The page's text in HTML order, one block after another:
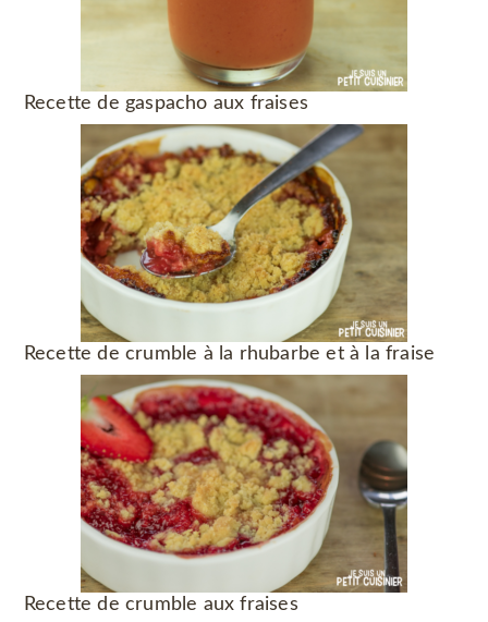
Recette de gaspacho aux fraises
Recette de crumble à la rhubarbe et à la fraise
Recette de crumble aux fraises